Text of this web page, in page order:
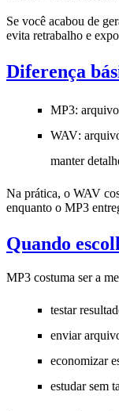
Se você acabou de
evita retrabalho e
Diferença
MP3:
WAV:
manter
Na prática, o WAV
enquanto o MP3
Quando
MP3 costuma ser a
testar
enviar
economizar
estudar sem